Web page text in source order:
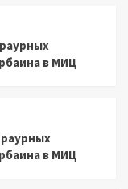
в МИЦ
в МИЦ